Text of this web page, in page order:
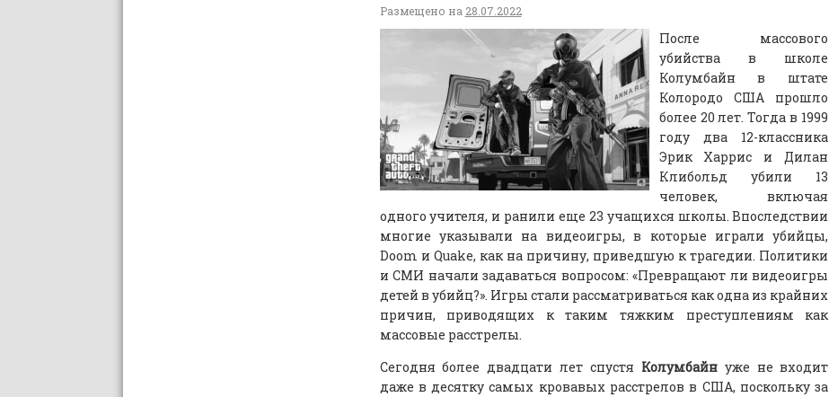
Размещено на 28.07.2022
После массового
убийства в школе
Колумбайн в штате
Колородо США прошло
более 20 лет. Тогда в 1999
году два 12-классника
Эрик Харрис и Дилан
Клибольд убили 13
человек, включая
одного учителя, и ранили еще 23 учащихся школы. Впоследствии
многие указывали на видеоигры, в которые играли убийцы,
Doom и Quake, как на причину, приведшую к трагедии. Политики
и СМИ начали задаваться вопросом: «Превращают ли видеоигры
детей в убийц?». Игры стали рассматриваться как одна из крайних
причин, приводящих к таким тяжким преступлениям как
массовые расстрелы.
Сегодня более двадцати лет спустя Колумбайнуже не входит
даже в десятку самых кровавых расстрелов в США, поскольку за